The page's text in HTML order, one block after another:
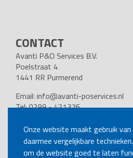
Onze website maakt gebruik van
daarmee vergelijkbare
om de website goed te laten
CONTACT
Avanti P&O Services B.V.
Poelstraat 4
1441 RR Purmerend
Email: info@avanti-poservices.nl
Tel: 0299 - 421376
Kvk nummer: 37140121
VOLG ONS